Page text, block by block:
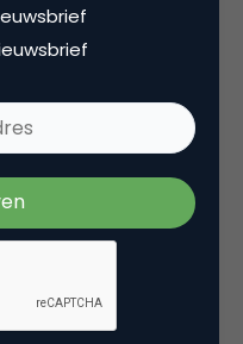
Zomercheck –
Zomercheck –